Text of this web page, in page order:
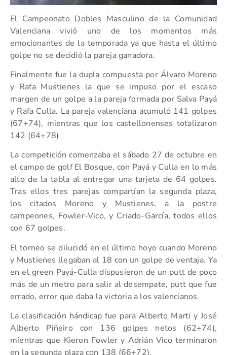
El Campeonato Dobles Masculino de la Comunidad
Valenciana vivió uno de los momentos más
emocionantes de la temporada ya que hasta el último
golpe no se decidió la pareja ganadora.
Finalmente fue la dupla compuesta por Álvaro Moreno
y Rafa Mustienes la que se impuso por el escaso
margen de un golpe a la pareja formada por Salva Payá
y Rafa Culla. La pareja valenciana acumuló 141 golpes
(67+74), mientras que los castellonenses totalizaron
142 (64+78)
La competición comenzaba el sábado 27 de octubre en
el campo de golf El Bosque, con Payá y Culla en lo más
alto de la tabla al entregar una tarjeta de 64 golpes.
Tras ellos tres parejas compartían la segunda plaza,
los citados Moreno y Mustienes, a la postre
campeones, Fowler-Vico, y Criado-García, todos ellos
con 67 golpes.
El torneo se dilucidó en el último hoyo cuando Moreno
y Mustienes llegaban al 18 con un golpe de ventaja. Ya
en el green Payá-Culla dispusieron de un putt de poco
más de un metro para salir al desempate, putt que fue
errado, error que daba la victoria a los valencianos.
La clasificación hándicap fue para Alberto Marti y José
Alberto Piñeiro con 136 golpes netos (62+74),
mientras que Kieron Fowler y Adrián Vico terminaron
en la segunda plaza con 138 (66+72).